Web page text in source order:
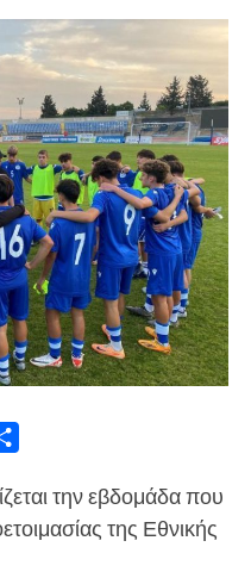
την εβδομάδα που
της Εθνικής